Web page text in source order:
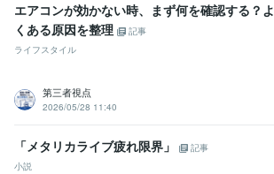
エアコンが効かない時、まず何を確認する？よ
くある原因を整理
記事
ライフスタイル
第三者視点
2026/05/28 11:40
「メタリカライブ疲れ限界」
記事
小説